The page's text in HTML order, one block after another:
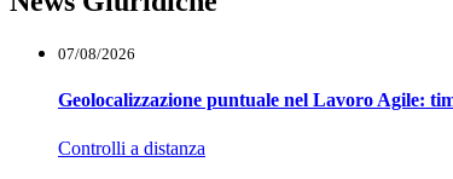
07/08/2026
Geolocalizzazione puntuale nel Lavoro Agile:
Controlli a distanza